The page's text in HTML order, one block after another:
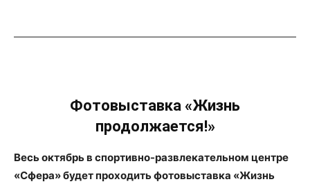
Фотовыставка «Жизнь
продолжается!»
Весь октябрь в спортивно-развлекательном центре
«Сфера» будет проходить фотовыставка «Жизнь